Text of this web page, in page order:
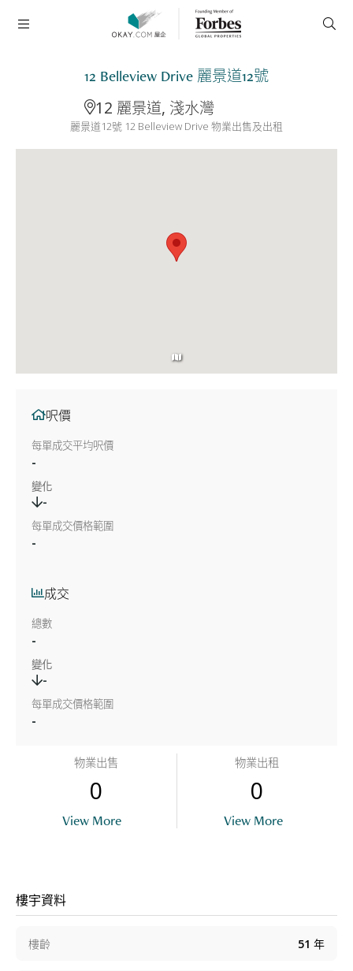
12 Belleview Drive 麗景道12號
12 麗景道, 淺水灣
麗景道12號 12 Belleview Drive 物業出售及出租
呎價
每單成交平均呎價
-
變化
-
每單成交價格範圍
-
成交
總數
-
變化
-
每單成交價格範圍
-
物業出售
0
View More
物業出租
0
View More
樓宇資料
樓齡 51 年